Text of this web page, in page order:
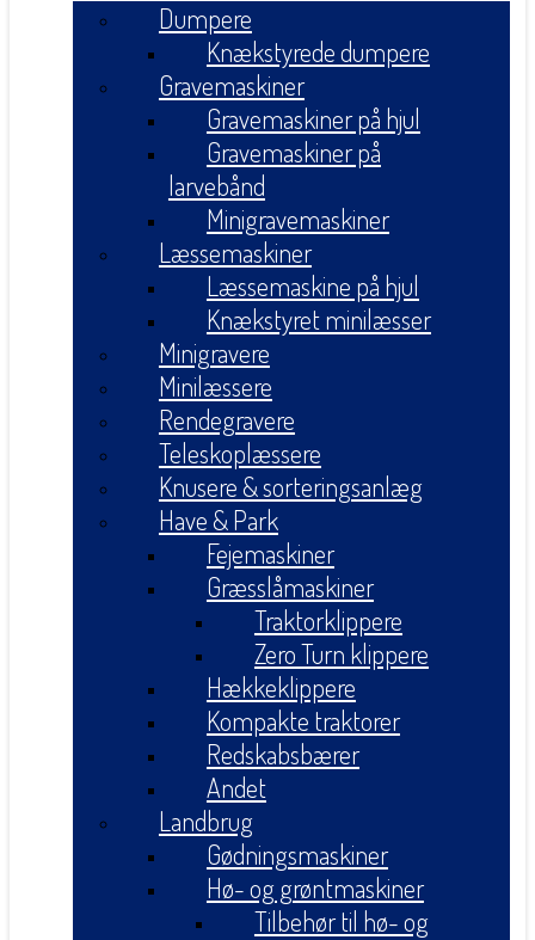
Dumpere
Knækstyrede dumpere
Gravemaskiner
Gravemaskiner på hjul
Gravemaskiner på
larvebånd
Minigravemaskiner
Læssemaskiner
Læssemaskine på hjul
Knækstyret minilæsser
Minigravere
Minilæssere
Rendegravere
Teleskoplæssere
Knusere & sorteringsanlæg
Have & Park
Fejemaskiner
Græsslåmaskiner
Traktorklippere
Zero Turn klippere
Hækkeklippere
Kompakte traktorer
Redskabsbærer
Andet
Landbrug
Gødningsmaskiner
Hø- og grøntmaskiner
Tilbehør til hø- og